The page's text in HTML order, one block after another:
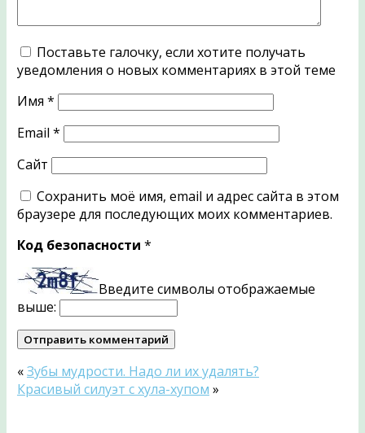
Поставьте галочку, если хотите получать
уведомления о новых комментариях в этой теме
Имя *
Email *
Сайт
Сохранить моё имя, email и адрес сайта в этом
браузере для последующих моих комментариев.
Код безопасности *
Введите символы отображаемые
выше:
«Зубы мудрости. Надо ли их удалять?
Красивый силуэт с хула-хупом »